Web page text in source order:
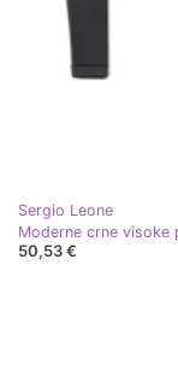
Sergio Leone
Moderne crne visoke
50,53 €